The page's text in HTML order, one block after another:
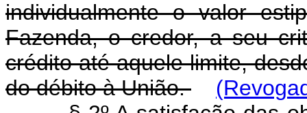
individualmente o valor
Fazenda, o credor, a seu
crédito até aquele limite,
do débito à União.